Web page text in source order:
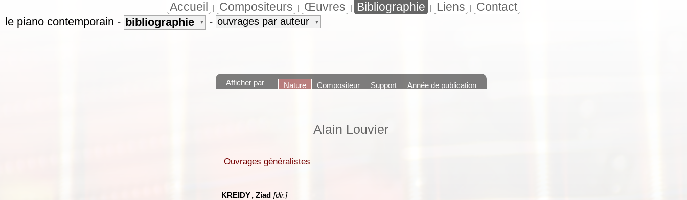
Accueil Compositeurs Œuvres Bibliographie Liens Contact
Afficher par Année de publication
Support
Compositeur
Nature
Alain Louvier
Ouvrages généralistes
KREIDY, Ziad [dir.]
le piano contemporain - bibliographie ▼ - ouvrages par auteur ▼